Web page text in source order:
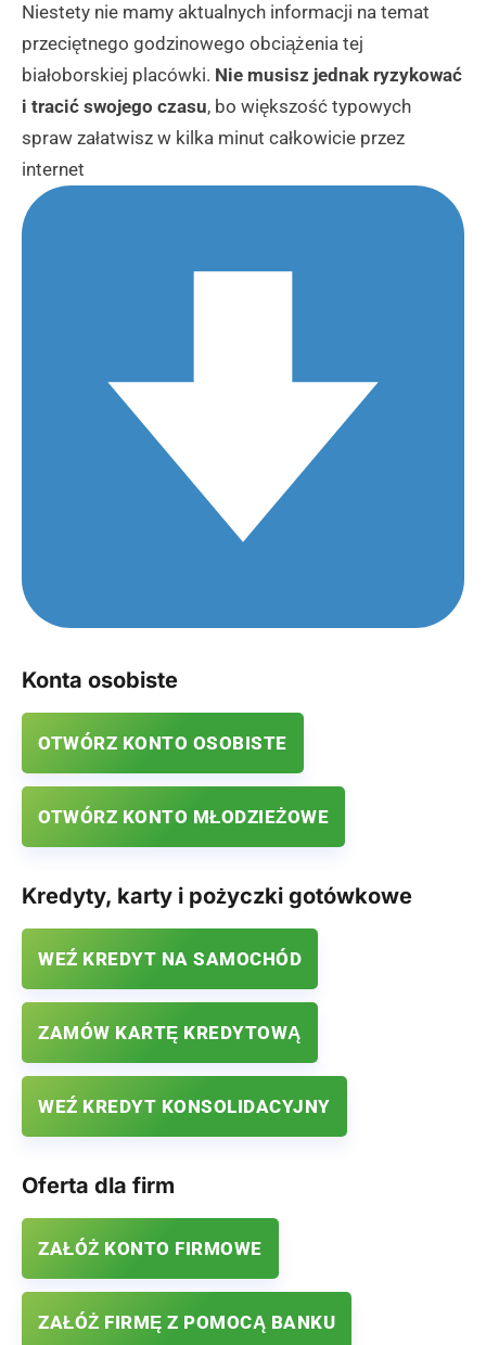
Niestety nie mamy aktualnych informacji na temat
przeciętnego godzinowego obciążenia tej
białoborskiej placówki. Nie musisz jednak ryzykować
i tracić swojego czasu, bo większość typowych
spraw załatwisz w kilka minut całkowicie przez
internet
Konta osobiste
OTWÓRZ KONTO OSOBISTE
OTWÓRZ KONTO MŁODZIEŻOWE
Kredyty, karty i pożyczki gotówkowe
WEŹ KREDYT NA SAMOCHÓD
ZAMÓW KARTĘ KREDYTOWĄ
WEŹ KREDYT KONSOLIDACYJNY
Oferta dla firm
ZAŁÓŻ KONTO FIRMOWE
ZAŁÓŻ FIRMĘ Z POMOCĄ BANKU